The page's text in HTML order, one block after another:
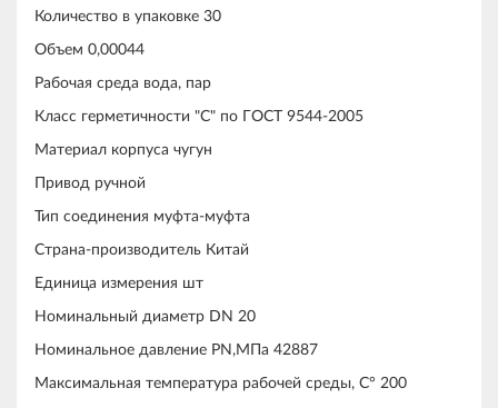
Количество в упаковке 30
Объем 0,00044
Рабочая среда вода, пар
Класс герметичности "С" по ГОСТ 9544-2005
Материал корпуса чугун
Привод ручной
Тип соединения муфта-муфта
Страна-производитель Китай
Единица измерения шт
Номинальный диаметр DN 20
Номинальное давление PN,МПа 42887
Максимальная температура рабочей среды, С° 200